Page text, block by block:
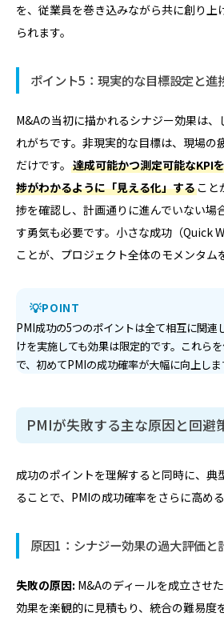
を、従業員を巻き込みながら共に創り上
られます。
ポイント5：現実的な目標設定と進
M&Aの当初に描かれるシナジー効果は
れがちです。非現実的な目標は、現場の
だけです。 達成可能かつ測定可能なKPI
捗がわかるように「見える化」する こと
捗を確認し、計画通りに進んでいない場
す勇気も必要です。小さな成功（Quick
ことが、プロジェクト全体のモメンタム
POINT
PMI成功の5つのポイントは全て相互に関連
けを実施しても効果は限定的です。これら
で、初めてPMIの成功確率が大幅に向上しま
PMIが失敗する主な原因と回避
成功のポイントを理解すると同時に、典
ることで、PMIの成功確率をさらに高め
原因1：シナジー効果の過大評価と
失敗の原因: M&Aのディールを成立させ
効果を楽観的に見積もり、統合の難易度